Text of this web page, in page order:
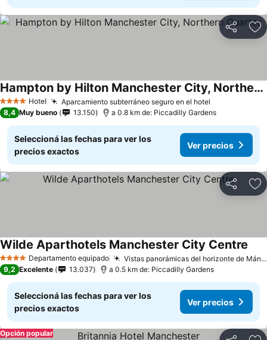
Compartir
4 EstrellasHotel Aparcamiento subterráneo seguro en el hotel
Hampton by Hilton Manchester City, Northern Quarter
8,4 Muy bueno 13.150 a 0.8 km de: Piccadilly Gardens
Seleccioná las fechas para ver los
precios exactos
Ver precios
Compartir
4 EstrellasDepartamento equipado Vistas panorámicas del horizonte de Mánchester
Wilde Aparthotels Manchester City Centre
9,2 Excelente 13.037 a 0.5 km de: Piccadilly Gardens
Seleccioná las fechas para ver los
precios exactos
Ver precios
Opción popular